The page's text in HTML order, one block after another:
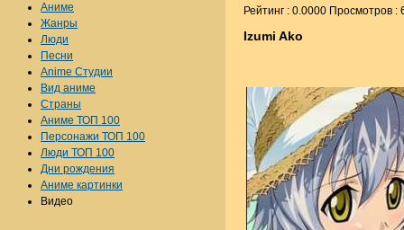
Рейтинг : 0.0000 Просмотров :
Izumi Ako
Аниме
Жанры
Люди
Песни
Anime Студии
Вид аниме
Страны
Аниме ТОП 100
Персонажи ТОП 100
Люди ТОП 100
Дни рождения
Аниме картинки
Видео